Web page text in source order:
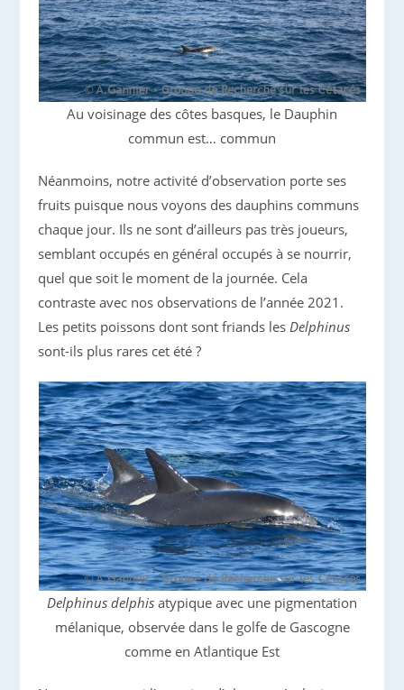
Au voisinage des côtes basques, le Dauphin
commun est… commun
Néanmoins, notre activité d’observation porte ses
fruits puisque nous voyons des dauphins communs
chaque jour. Ils ne sont d’ailleurs pas très joueurs,
semblant occupés en général occupés à se nourrir,
quel que soit le moment de la journée. Cela
contraste avec nos observations de l’année 2021.
Les petits poissons dont sont friands les Delphinus
sont-ils plus rares cet été ?
Delphinus delphis atypique avec une pigmentation
mélanique, observée dans le golfe de Gascogne
comme en Atlantique Est